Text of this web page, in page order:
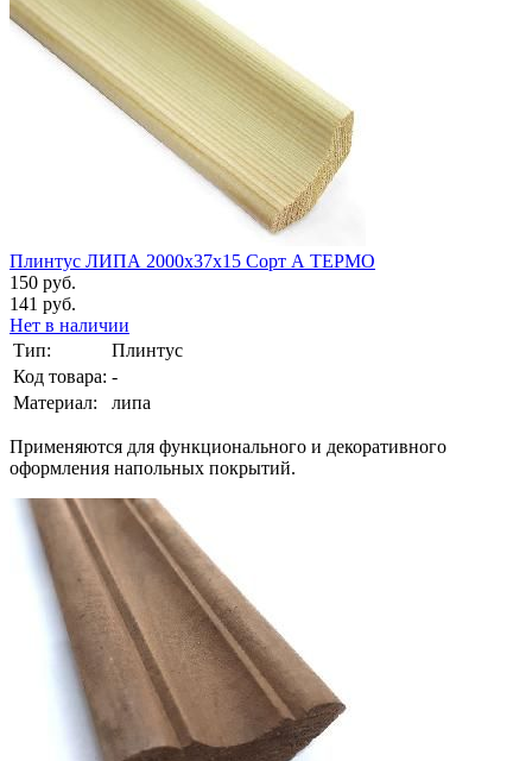
Плинтус ЛИПА 2000х37х15 Сорт А ТЕРМО
150 руб.
141 руб.
Нет в наличии
Тип:
Плинтус
Код товара: -
Материал:
липа
Применяются для функционального и декоративного
оформления напольных покрытий.